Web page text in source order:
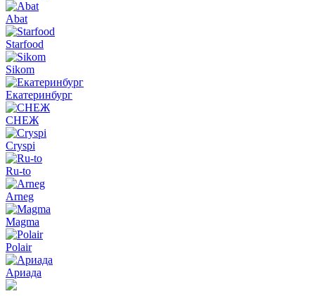
Abat
Starfood
Sikom
Екатеринбург
СНЕЖ
Cryspi
Ru-to
Arneg
Magma
Polair
Ариада